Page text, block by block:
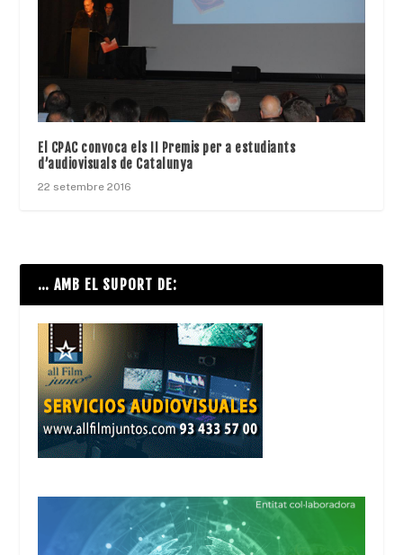
El CPAC convoca els II Premis per a estudiants
d’audiovisuals de Catalunya
22 setembre 2016
… AMB EL SUPORT DE: